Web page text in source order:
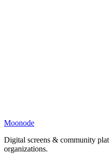
Moonode
Digital screens & community
organizations.